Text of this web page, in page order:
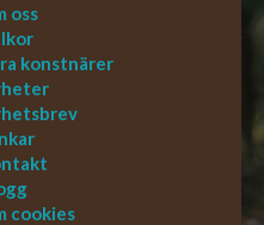
oss
konstnärer
cookies